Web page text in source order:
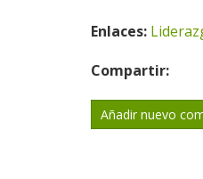
Enlaces:
Compartir:
Añadir nuevo